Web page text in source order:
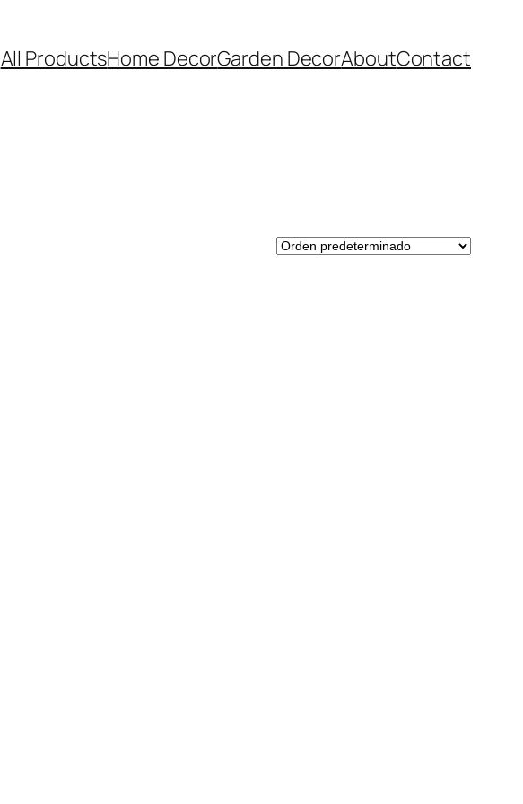
All ProductsHome DecorGarden DecorAboutContact